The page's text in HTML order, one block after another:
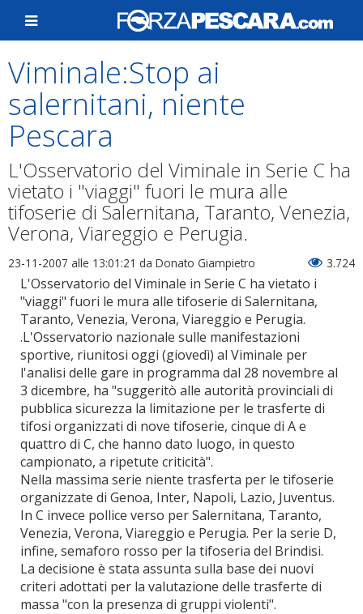
Viminale:Stop ai
salernitani, niente
Pescara
L'Osservatorio del Viminale in Serie C ha
vietato i "viaggi" fuori le mura alle
tifoserie di Salernitana, Taranto, Venezia,
Verona, Viareggio e Perugia.
23-11-2007 alle 13:01:21 da Donato Giampietro 3.724
L'Osservatorio del Viminale in Serie C ha vietato i
"viaggi" fuori le mura alle tifoserie di Salernitana,
Taranto, Venezia, Verona, Viareggio e Perugia.
.L'Osservatorio nazionale sulle manifestazioni
sportive, riunitosi oggi (giovedì) al Viminale per
l'analisi delle gare in programma dal 28 novembre al
3 dicembre, ha "suggeritò alle autorità provinciali di
pubblica sicurezza la limitazione per le trasferte di
tifosi organizzati di nove tifoserie, cinque di A e
quattro di C, che hanno dato luogo, in questo
campionato, a ripetute criticità".
Nella massima serie niente trasferta per le tifoserie
organizzate di Genoa, Inter, Napoli, Lazio, Juventus.
In C invece pollice verso per Salernitana, Taranto,
Venezia, Verona, Viareggio e Perugia. Per la serie D,
infine, semaforo rosso per la tifoseria del Brindisi.
La decisione è stata assunta sulla base dei nuovi
criteri adottati per la valutazione delle trasferte di
massa "con la presenza di gruppi violenti".